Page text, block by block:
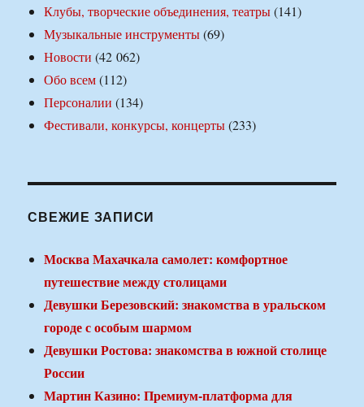
Клубы, творческие объединения, театры(141)
Музыкальные инструменты(69)
Новости (42 062)
Обо всем(112)
Персоналии (134)
Фестивали, конкурсы, концерты(233)
СВЕЖИЕ ЗАПИСИ
Москва Махачкала самолет: комфортное
путешествие между столицами
Девушки Березовский: знакомства в уральском
городе с особым шармом
Девушки Ростова: знакомства в южной столице
России
Мартин Казино: Премиум-платформа для